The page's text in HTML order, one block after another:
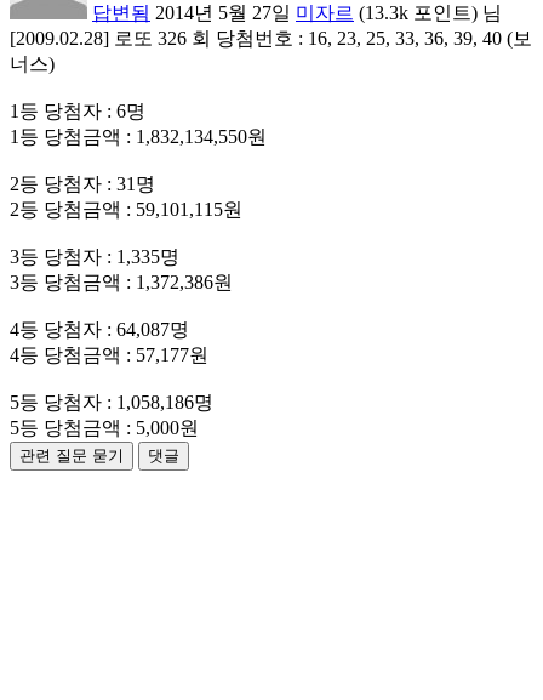
답변됨 2014년 5월 27일 미자르 (13.3k 포인트) 님
[2009.02.28] 로또 326 회 당첨번호 : 16, 23, 25, 33, 36, 39, 40 (보
너스)
1등 당첨자 : 6명
1등 당첨금액 : 1,832,134,550원
2등 당첨자 : 31명
2등 당첨금액 : 59,101,115원
3등 당첨자 : 1,335명
3등 당첨금액 : 1,372,386원
4등 당첨자 : 64,087명
4등 당첨금액 : 57,177원
5등 당첨자 : 1,058,186명
5등 당첨금액 : 5,000원